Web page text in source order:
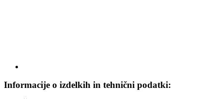
Informacije o izdelkih in tehnični podatki: